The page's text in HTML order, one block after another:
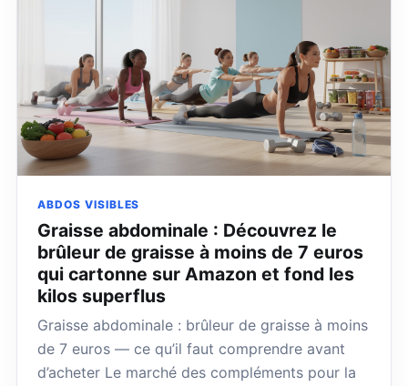
ABDOS VISIBLES
Graisse abdominale : Découvrez le
brûleur de graisse à moins de 7 euros
qui cartonne sur Amazon et fond les
kilos superflus
Graisse abdominale : brûleur de graisse à moins
de 7 euros — ce qu’il faut comprendre avant
d’acheter Le marché des compléments pour la